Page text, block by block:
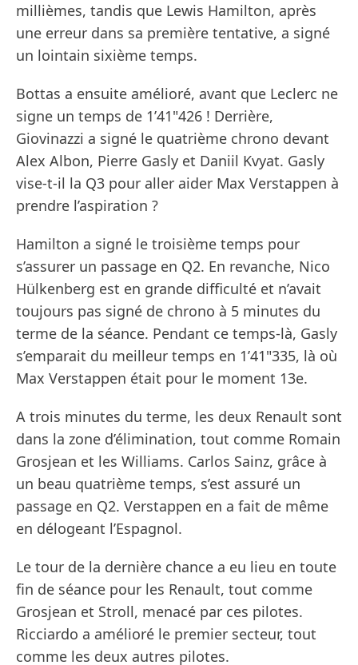
millièmes, tandis que Lewis Hamilton, après
une erreur dans sa première tentative, a signé
un lointain sixième temps.
Bottas a ensuite amélioré, avant que Leclerc ne
signe un temps de 1’41"426 ! Derrière,
Giovinazzi a signé le quatrième chrono devant
Alex Albon, Pierre Gasly et Daniil Kvyat. Gasly
vise-t-il la Q3 pour aller aider Max Verstappen à
prendre l’aspiration ?
Hamilton a signé le troisième temps pour
s’assurer un passage en Q2. En revanche, Nico
Hülkenberg est en grande difficulté et n’avait
toujours pas signé de chrono à 5 minutes du
terme de la séance. Pendant ce temps-là, Gasly
s’emparait du meilleur temps en 1’41"335, là où
Max Verstappen était pour le moment 13e.
A trois minutes du terme, les deux Renault sont
dans la zone d’élimination, tout comme Romain
Grosjean et les Williams. Carlos Sainz, grâce à
un beau quatrième temps, s’est assuré un
passage en Q2. Verstappen en a fait de même
en délogeant l’Espagnol.
Le tour de la dernière chance a eu lieu en toute
fin de séance pour les Renault, tout comme
Grosjean et Stroll, menacé par ces pilotes.
Ricciardo a amélioré le premier secteur, tout
comme les deux autres pilotes.